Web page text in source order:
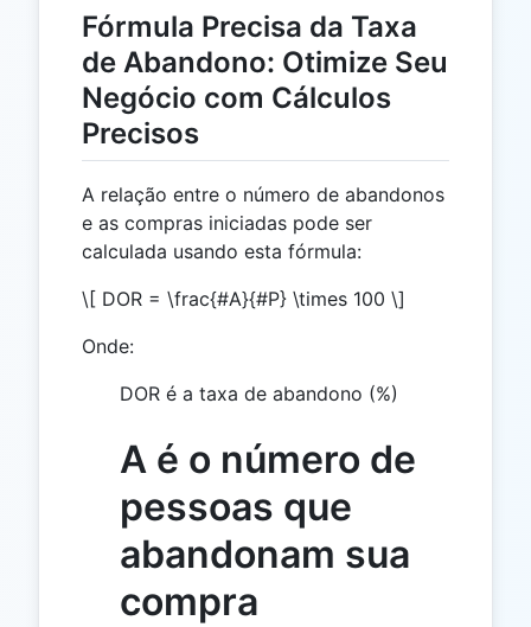
Fórmula Precisa da Taxa
de Abandono: Otimize Seu
Negócio com Cálculos
Precisos
A relação entre o número de abandonos
e as compras iniciadas pode ser
calculada usando esta fórmula:
\[ DOR = \frac{#A}{#P} \times 100 \]
Onde:
DOR é a taxa de abandono (%)
A é o número de
pessoas que
abandonam sua
compra